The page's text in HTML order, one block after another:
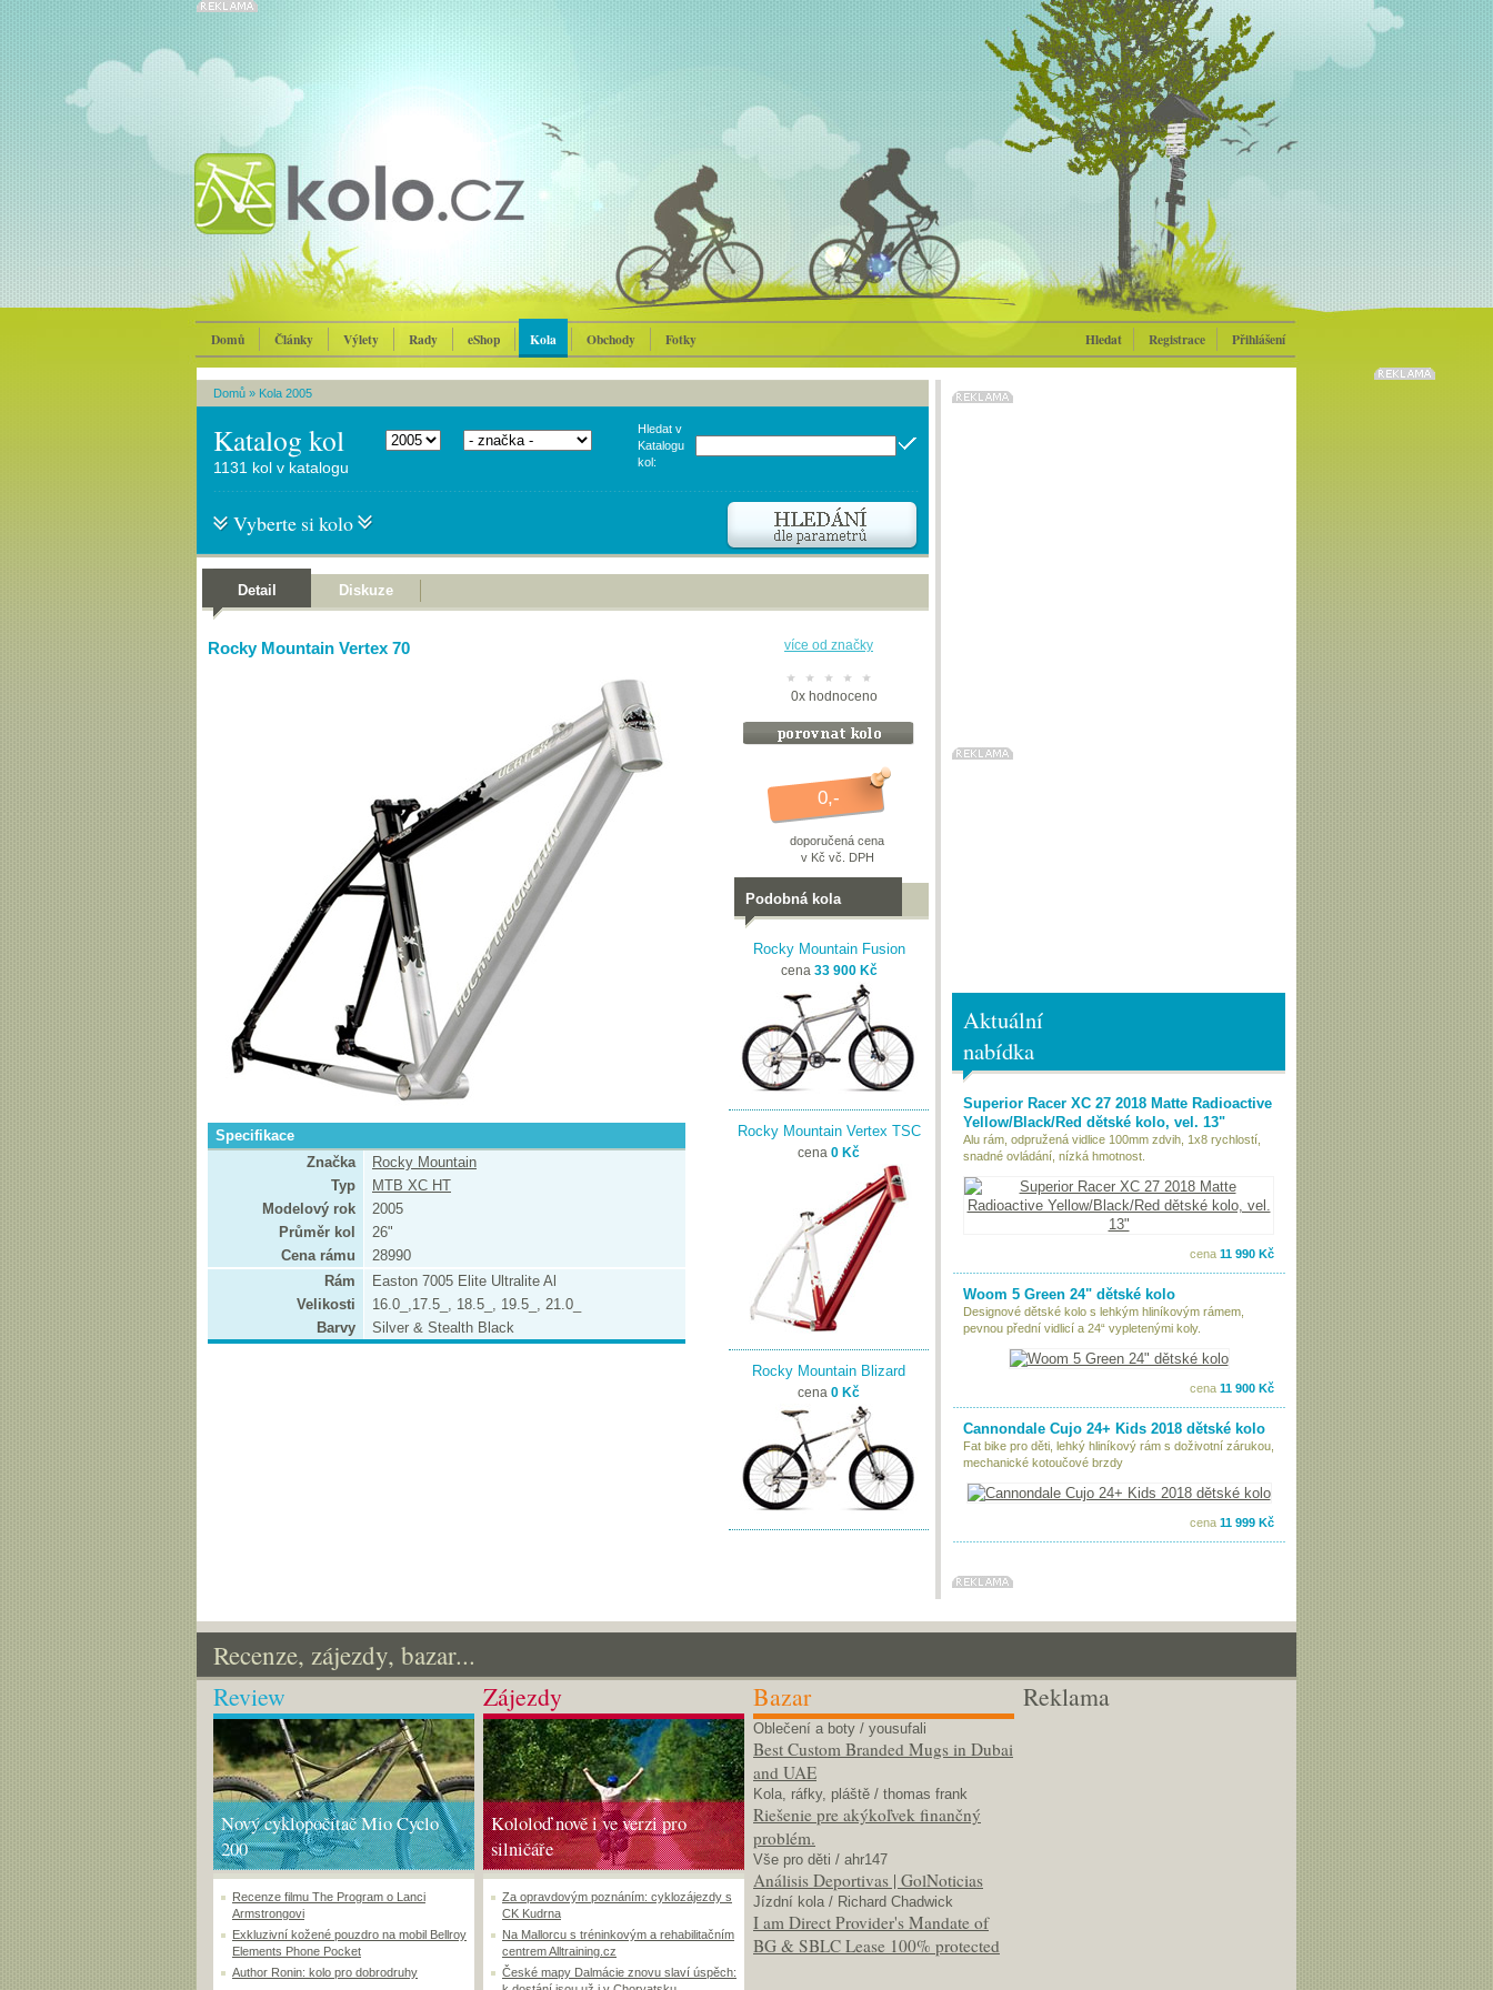
Domů Články Výlety Rady eShop Kola Obchody Fotky Hledat Registrace Přihlášení
Domů » Kola 2005
Katalog kol
Hledat v
Katalogu
kol:
1131 kol v katalogu
Vyberte si kolo
Detail Diskuze
Rocky Mountain Vertex 70
Specifikace
Značka
Rocky Mountain
Typ
MTB XC HT
Modelový rok
2005
Průměr kol
26"
Cena rámu
28990
Rám
Easton 7005 Elite Ultralite Al
Velikosti
16.0_,17.5_, 18.5_, 19.5_, 21.0_
Barvy
Silver & Stealth Black
více od značky
0xhodnoceno
0,-
doporučená cena
v Kč vč. DPH
Podobná kola
Rocky Mountain Fusion
cena 33 900 Kč
Rocky Mountain Vertex TSC
cena 0 Kč
Rocky Mountain Blizard
cena 0 Kč
Aktuální
nabídka
Superior Racer XC 27 2018 Matte Radioactive
Yellow/Black/Red dětské kolo, vel. 13"
Alu rám, odpružená vidlice 100mm zdvih, 1x8 rychlostí,
snadné ovládání, nízká hmotnost.
cena 11 990 Kč
Woom 5 Green 24" dětské kolo
Designové dětské kolo s lehkým hliníkovým rámem,
pevnou přední vidlicí a 24“ vypletenými koly.
cena 11 900 Kč
Cannondale Cujo 24+ Kids 2018 dětské kolo
Fat bike pro děti, lehký hliníkový rám s doživotní zárukou,
mechanické kotoučové brzdy
cena 11 999 Kč
Recenze, zájezdy, bazar...
Review
Nový cyklopočítač Mio Cyclo
200
Recenze filmu The Program o Lanci
Armstrongovi
Exkluzivní kožené pouzdro na mobil Bellroy
Elements Phone Pocket
Author Ronin: kolo pro dobrodruhy
Zájezdy
Kololoď nově i ve verzi pro
silničáře
Za opravdovým poznáním: cyklozájezdy s
CK Kudrna
Na Mallorcu s tréninkovým a rehabilitačním
centrem Alltraining.cz
České mapy Dalmácie znovu slaví úspěch:
Bazar
Oblečení a boty / yousufali
Best Custom Branded Mugs in Dubai
and UAE
Kola, ráfky, pláště / thomas frank
Riešenie pre akýkoľvek finančný
problém.
Vše pro děti / ahr147
Análisis Deportivas | GolNoticias
Jízdní kola / Richard Chadwick
I am Direct Provider's Mandate of
BG & SBLC Lease 100% protected
Reklama